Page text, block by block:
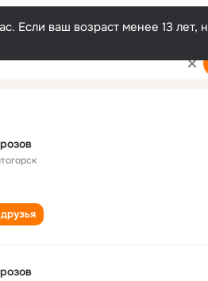
Если ваш возраст менее 13